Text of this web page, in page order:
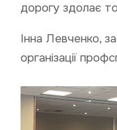
дорогу здолає
Інна Левченко,
організації